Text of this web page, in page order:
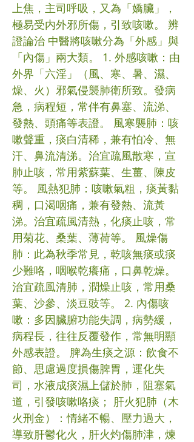
上焦，主司呼吸，又為「嬌臟」，
極易受内外邪所傷，引致咳嗽。 辨
證論治 中醫將咳嗽分為「外感」與
「內傷」兩大類。 1. 外感咳嗽：由
外界「六淫」（風、寒、暑、濕、
燥、火）邪氣侵襲肺衛所致。發病
急，病程短，常伴有鼻塞、流涕、
發熱、頭痛等表證。 風寒襲肺：咳
嗽聲重，痰白清稀，兼有怕冷、無
汗、鼻流清涕。治宜疏風散寒，宣
肺止咳，常用紫蘇葉、生薑、陳皮
等。 風熱犯肺：咳嗽氣粗，痰黃黏
稠，口渴咽痛，兼有發熱、流黃
涕。治宜疏風清熱，化痰止咳，常
用菊花、桑葉、薄荷等。 風燥傷
肺：此為秋季常見，乾咳無痰或痰
少難咯，咽喉乾癢痛，口鼻乾燥。
治宜疏風清肺，潤燥止咳，常用桑
葉、沙參、淡豆豉等。 2. 內傷咳
嗽：多因臟腑功能失調，病勢緩，
病程長，往往反覆發作，常無明顯
外感表證。 脾為生痰之源：飲食不
節、思慮過度損傷脾胃，運化失
司，水液成痰濕上儲於肺，阻塞氣
道，引發咳嗽咯痰； 肝火犯肺（木
火刑金）：情緒不暢、壓力過大，
導致肝鬱化火，肝火灼傷肺津，煉